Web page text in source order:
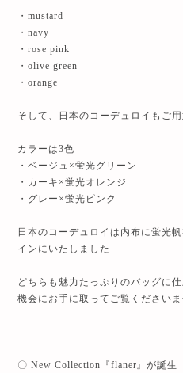
・mustard
・navy
・rose pink
・olive green
・orange
そして、日本のコーデュロイもご
カラーは3色
・ベージュ×蛍光グリーン
・カーキ×蛍光オレンジ
・グレー×蛍光ピンク
日本のコーデュロイは内布に蛍光
インにいたしました
どちらも魅力たっぷりのバッグに
機会にお手に取ってご覧ください
〇 New Collection『flaner』が誕生